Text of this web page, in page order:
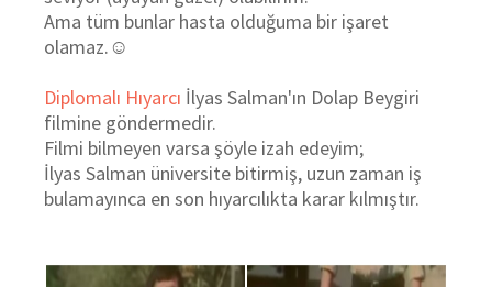
Ama tüm bunlar hasta olduğuma bir işaret
olamaz.☺
Diplomalı Hıyarcı İlyas Salman'ın Dolap Beygiri
filmine göndermedir.
Filmi bilmeyen varsa şöyle izah edeyim;
İlyas Salman üniversite bitirmiş, uzun zaman iş
bulamayınca en son hıyarcılıkta karar kılmıştır.